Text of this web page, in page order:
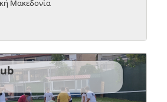
Μακεδονία